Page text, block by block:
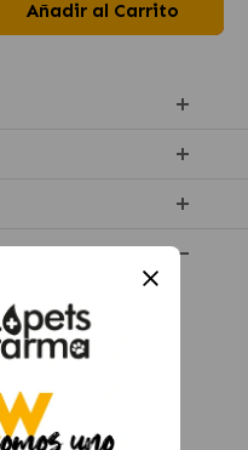
Añadir al Carrito
Comida
de